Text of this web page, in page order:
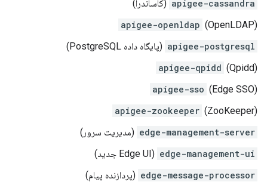
apigee-cassandra (کاساندرا)
apigee-openldap (OpenLDAP)
apigee-postgresql (پایگاه داده PostgreSQL)
apigee-qpidd (Qpidd)
apigee-sso (Edge SSO)
apigee-zookeeper (ZooKeeper)
edge-management-server (مدیریت سرور)
edge-management-ui (Edge UI جدید)
edge-message-processor (پردازنده پیام)